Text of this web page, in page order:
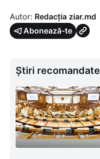
Autor: Redacția ziar.md
Abonează-te
Știri recomandate